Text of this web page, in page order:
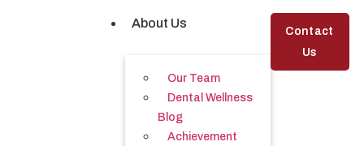
About Us
Our Team
Dental Wellness
Blog
Achievement
Contact
Us